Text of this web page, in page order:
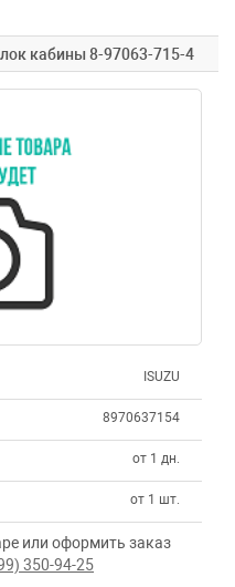
кабины 8-97063-715-4
ISUZU
8970637154
от 1 дн.
от 1 шт.
или оформить заказ
350-94-25